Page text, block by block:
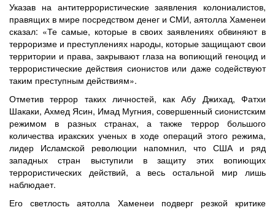
Указав на антитеррористические заявления колониалистов,
правящих в мире посредством денег и СМИ, аятолла Хаменеи
сказал: «Те самые, которые в своих заявлениях обвиняют в
терроризме и преступлениях народы, которые защищают свои
территории и права, закрывают глаза на вопиющий геноцид и
террористические действия сионистов или даже содействуют
таким преступным действиям».
Отметив террор таких личностей, как Абу Джихад, Фатхи
Шакаки, Ахмед Ясин, Имад Мугния, совершенный сионистским
режимом в разных странах, а также террор большого
количества иракских ученых в ходе операций этого режима,
лидер Исламской революции напомнил, что США и ряд
западных стран выступили в защиту этих вопиющих
террористических действий, а весь остальной мир лишь
наблюдает.
Его светлость аятолла Хаменеи подверг резкой критике